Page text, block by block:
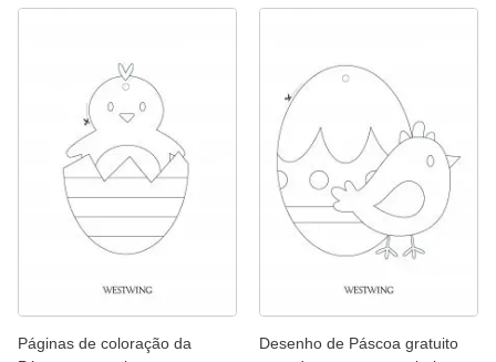
Páginas de coloração da
Desenho de Páscoa gratuito